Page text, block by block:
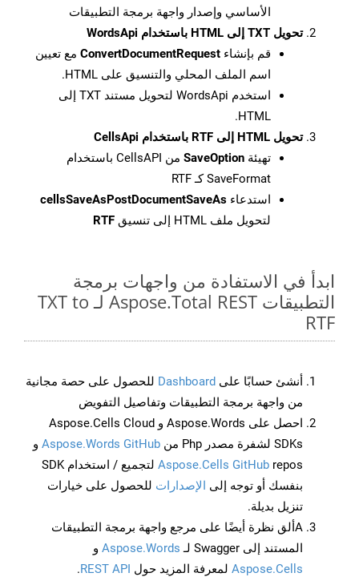
الأساسي وإصدار واجهة برمجة التطبيقات
تحويل TXT إلى HTML باستخدام WordsApi
قم بإنشاء ConvertDocumentRequest مع تعيين
اسم الملف المحلي والتنسيق على HTML.
استخدم WordsApi لتحويل مستند TXT إلى
HTML.
تحويل HTML إلى RTF باستخدام CellsApi
تهيئة SaveOption
من CellsAPI باستخدام
SaveFormat كـ RTF
استدعاء cellsSaveAsPostDocumentSaveAs
لتحويل ملف HTML إلى تنسيق
RTF
ابدأ في الاستفادة من واجهات برمجة
التطبيقات Aspose.Total REST لـ TXT to
RTF
أنشئ حسابًا على Dashboard للحصول على حصة مجانية
من واجهة برمجة التطبيقات وتفاصيل التفويض
احصل على Aspose.Words و Aspose.Cells Cloud
SDKs لشفرة مصدر Php من
Aspose.Words GitHub و
Aspose.Cells GitHub
repos لتجميع / استخدام SDK
بنفسك أو توجه إلى الإصدارات للحصول على خيارات
تنزيل بديلة.
Aألق نظرة أيضًا على مرجع واجهة برمجة التطبيقات
المستند إلى Swagger لـ
Aspose.Words و
Aspose.Cells لمعرفة المزيد حول REST API
.